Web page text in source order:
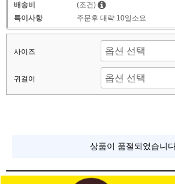
배송비
(조건)
특이사항
주문후 대략 10일소요
사이즈
귀걸이
상품이 품절되었습니